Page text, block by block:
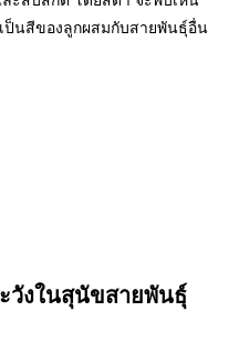
ป็นสีของลูกผสมกับสายพันธุ์อื่น
วังในสุนัขสายพันธุ์